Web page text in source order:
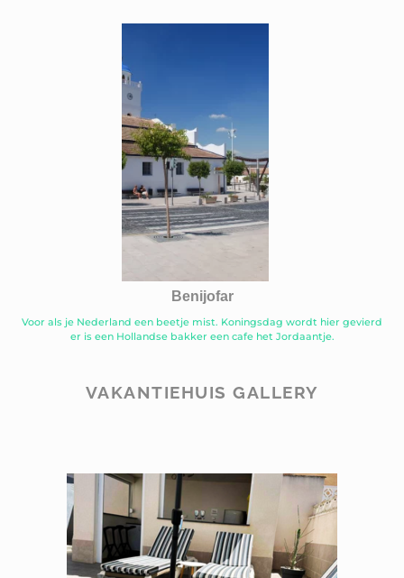
Benijofar
Voor als je Nederland een beetje mist. Koningsdag wordt hier gevierd
er is een Hollandse bakker een cafe het Jordaantje.
VAKANTIEHUIS GALLERY